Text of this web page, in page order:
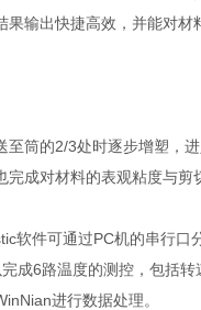
输出快捷高效，并能对材
筒的2/3处时逐步增塑，
成对材料的表观粘度与剪
软件可通过PC机的串行口
成6路温度的测控，包括转
进行数据处理。